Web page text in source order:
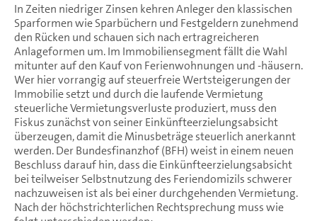
In Zeiten niedriger Zinsen kehren Anleger den klassischen
Sparformen wie Sparbüchern und Festgeldern zunehmend
den Rücken und schauen sich nach ertragreicheren
Anlageformen um. Im Immobiliensegment fällt die Wahl
mitunter auf den Kauf von Ferienwohnungen und -häusern.
Wer hier vorrangig auf steuerfreie Wertsteigerungen der
Immobilie setzt und durch die laufende Vermietung
steuerliche Vermietungsverluste produziert, muss den
Fiskus zunächst von seiner Einkünfteerzielungsabsicht
überzeugen, damit die Minusbeträge steuerlich anerkannt
werden. Der Bundesfinanzhof (BFH) weist in einem neuen
Beschluss darauf hin, dass die Einkünfteerzielungsabsicht
bei teilweiser Selbstnutzung des Feriendomizils schwerer
nachzuweisen ist als bei einer durchgehenden Vermietung.
Nach der höchstrichterlichen Rechtsprechung muss wie